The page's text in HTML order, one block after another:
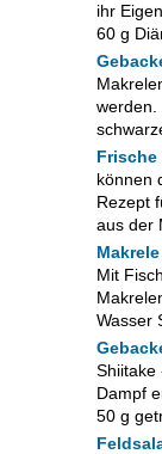
ihr
60 g
werden.
können
Rezept
aus der
Mit
Wasser
Shiitake
Dampf
50 g